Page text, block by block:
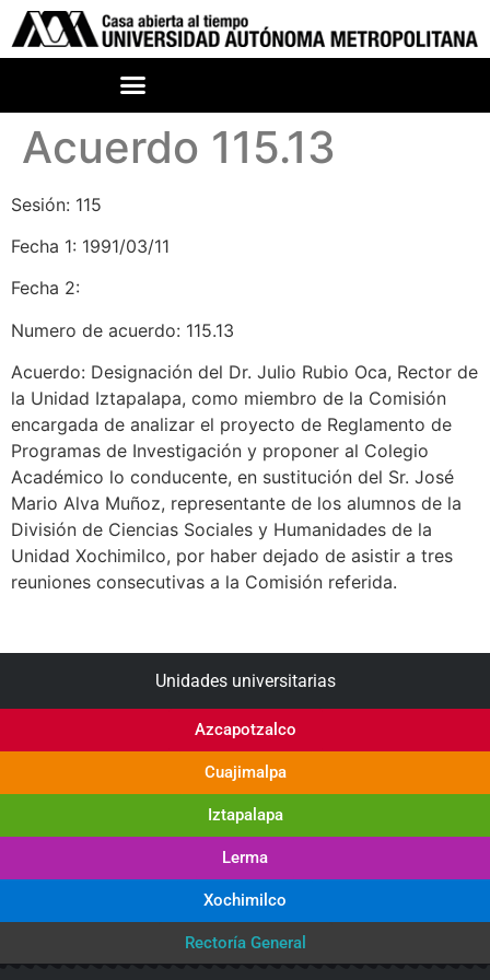
Acuerdo 115.13
Sesión: 115
Fecha 1: 1991/03/11
Fecha 2:
Numero de acuerdo: 115.13
Acuerdo: Designación del Dr. Julio Rubio Oca, Rector de
la Unidad Iztapalapa, como miembro de la Comisión
encargada de analizar el proyecto de Reglamento de
Programas de Investigación y proponer al Colegio
Académico lo conducente, en sustitución del Sr. José
Mario Alva Muñoz, representante de los alumnos de la
División de Ciencias Sociales y Humanidades de la
Unidad Xochimilco, por haber dejado de asistir a tres
reuniones consecutivas a la Comisión referida.
Unidades universitarias
Azcapotzalco
Cuajimalpa
Iztapalapa
Lerma
Xochimilco
Rectoría General